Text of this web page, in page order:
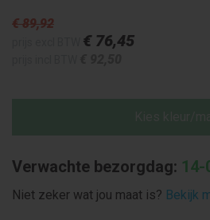
€ 89,92
€ 76,45
Verwachte bezorgdag: 14-
Niet zeker wat jou maat is? Bekijk